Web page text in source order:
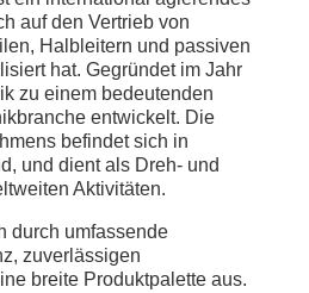
auf den Vertrieb von
Halbleitern und passiven
hat. Gegründet im Jahr
zu einem bedeutenden
entwickelt. Die
befindet sich in
und dient als Dreh- und
Aktivitäten.
durch umfassende
zuverlässigen
breite Produktpalette aus.